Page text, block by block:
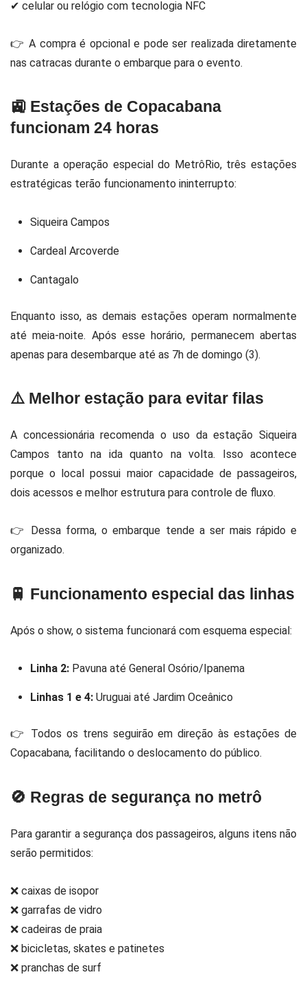
✔ celular ou relógio com tecnologia NFC
👉 A compra é opcional e pode ser realizada diretamente
nas catracas durante o embarque para o evento.
🚉 Estações de Copacabana
funcionam 24 horas
Durante a operação especial do MetrôRio, três estações
estratégicas terão funcionamento ininterrupto:
Siqueira Campos
Cardeal Arcoverde
Cantagalo
Enquanto isso, as demais estações operam normalmente
até meia-noite. Após esse horário, permanecem abertas
apenas para desembarque até as 7h de domingo (3).
⚠️ Melhor estação para evitar filas
A concessionária recomenda o uso da estação Siqueira
Campos tanto na ida quanto na volta. Isso acontece
porque o local possui maior capacidade de passageiros,
dois acessos e melhor estrutura para controle de fluxo.
👉 Dessa forma, o embarque tende a ser mais rápido e
organizado.
🚆 Funcionamento especial das linhas
Após o show, o sistema funcionará com esquema especial:
Linha 2:Pavuna até General Osório/Ipanema
Linhas 1 e 4:Uruguai até Jardim Oceânico
👉 Todos os trens seguirão em direção às estações de
Copacabana, facilitando o deslocamento do público.
🚫 Regras de segurança no metrô
Para garantir a segurança dos passageiros, alguns itens não
serão permitidos:
❌ caixas de isopor
❌ garrafas de vidro
❌ cadeiras de praia
❌ bicicletas, skates e patinetes
❌ pranchas de surf